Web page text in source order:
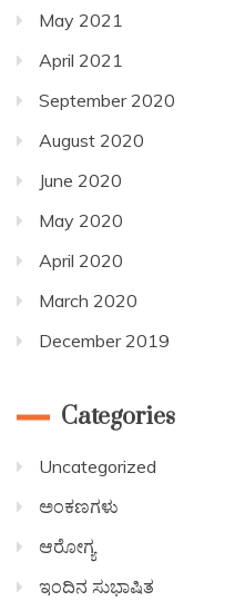
May 2021
April 2021
September 2020
August 2020
June 2020
May 2020
April 2020
March 2020
December 2019
Categories
Uncategorized
ಅಂಕಣಗಳು
ಆರೋಗ್ಯ
ಇಂದಿನ ಸುಭಾಷಿತ